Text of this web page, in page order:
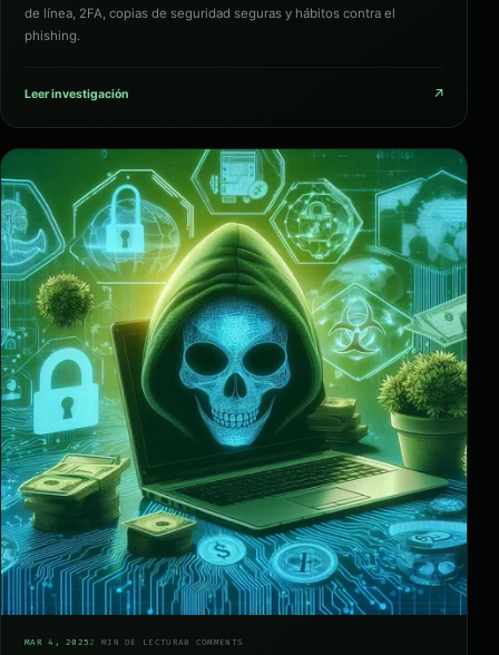
de línea, 2FA, copias de seguridad seguras y hábitos contra el
phishing.
Leer investigación ↗
MAR 4, 20252 MIN DE LECTURA0 COMMENTS